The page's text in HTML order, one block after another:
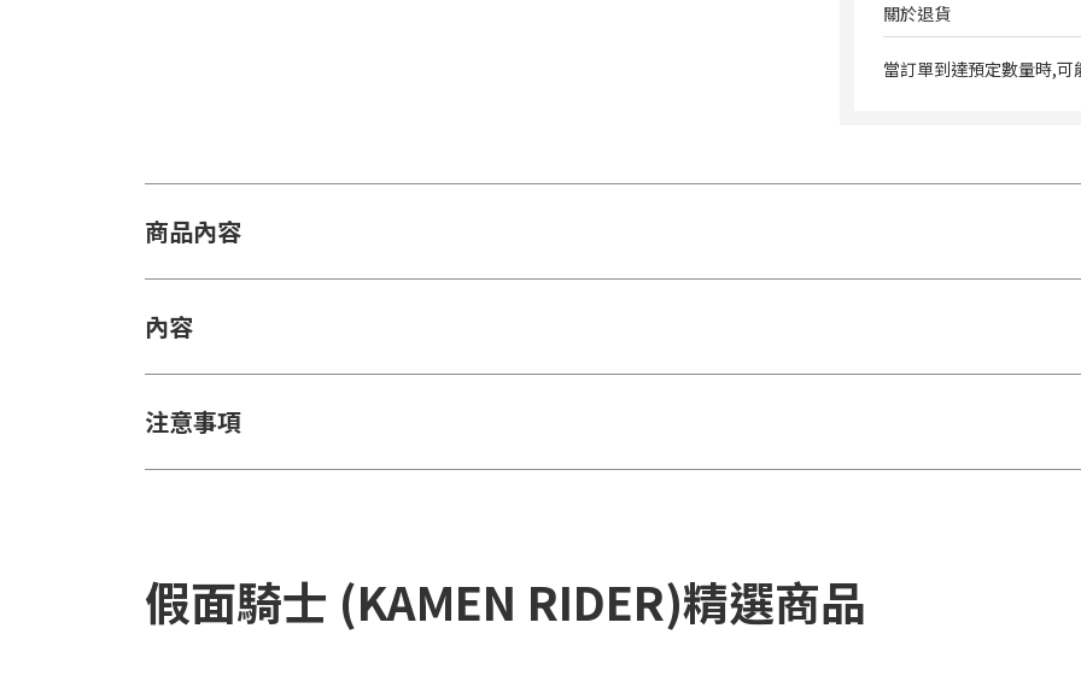
關於退貨
當訂單到達預定數量時,可
商品內容
內容
注意事項
假面騎士 (KAMEN RIDER)精選商品